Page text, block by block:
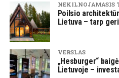
NEKILNOJAMASIS
Poilsio
Lietuva – tarp
VERSLAS
„Hesburger“
Lietuvoje –